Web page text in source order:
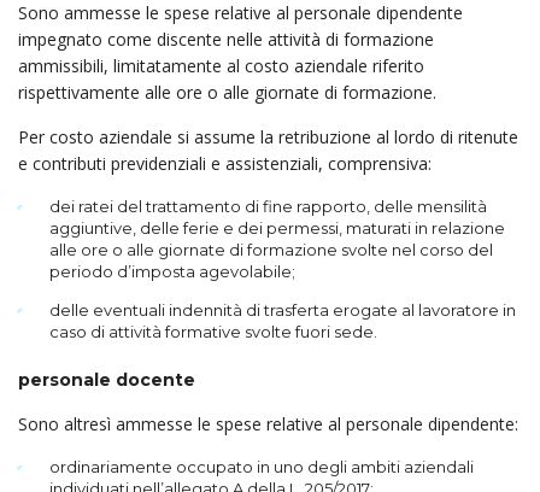
Sono ammesse le spese relative al personale dipendente
impegnato come discente nelle attività di formazione
ammissibili, limitatamente al costo aziendale riferito
rispettivamente alle ore o alle gior­nate di formazione.
Per costo aziendale si assume la retribuzione al lordo di ritenute
e contributi previdenziali e assi­stenziali, comprensiva:
dei ratei del trattamento di fine rapporto, delle mensilità
aggiuntive, delle ferie e dei permessi, maturati in relazione
alle ore o alle giornate di formazione svolte nel corso del
periodo d’im­posta agevolabile;
delle eventuali indennità di trasferta erogate al lavoratore in
caso di attività formative svolte fuori sede.
personale docente
Sono altresì ammesse le spese relative al personale dipendente:
ordinariamente occupato in uno degli ambiti aziendali